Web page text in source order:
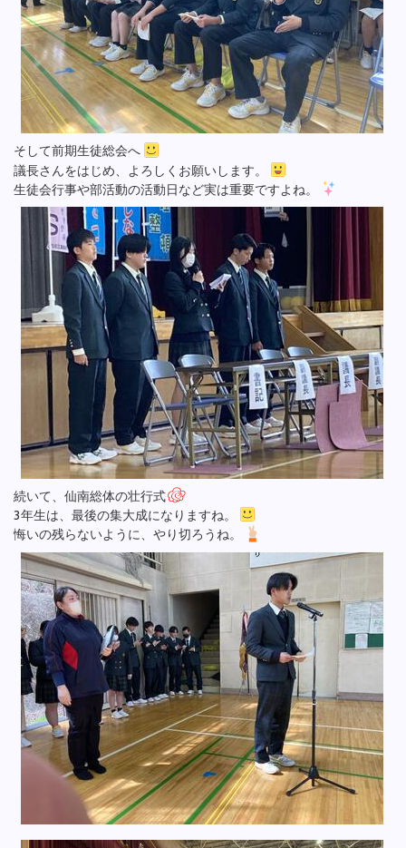
そして前期生徒総会へ
議長さんをはじめ、よろしくお願いします。
生徒会行事や部活動の活動日など実は重要ですよね。
続いて、仙南総体の壮行式
3年生は、最後の集大成になりますね。
悔いの残らないように、やり切ろうね。